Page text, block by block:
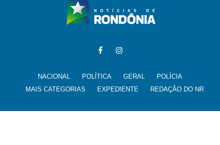
NACIONAL POLÍTICA GERAL
POLÍCIA
MAIS CATEGORIAS
EXPEDIENTE REDAÇÃO DO NR